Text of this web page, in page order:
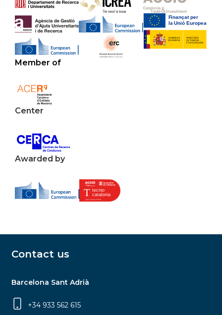
Member of
Center
Awarded by
Contact us
Barcelona Sant Adrià
+34 933 562 615